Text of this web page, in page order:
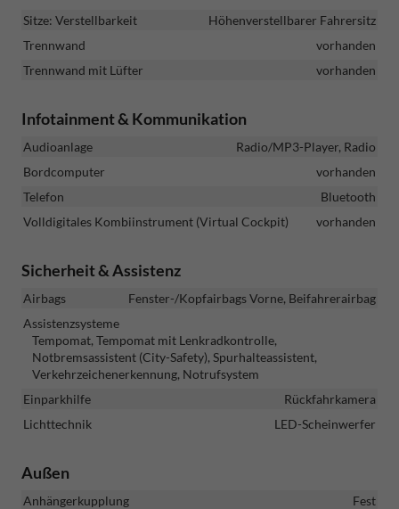
Sitze: Verstellbarkeit
Höhenverstellbarer Fahrersitz
Trennwand
vorhanden
Trennwand mit Lüfter
vorhanden
Infotainment & Kommunikation
Audioanlage
Radio/MP3-Player, Radio
Bordcomputer
vorhanden
Telefon
Bluetooth
Volldigitales Kombiinstrument (Virtual Cockpit)
vorhanden
Sicherheit & Assistenz
Airbags
Fenster-/Kopfairbags Vorne, Beifahrerairbag
Assistenzsysteme
Tempomat, Tempomat mit Lenkradkontrolle,
Notbremsassistent (City-Safety), Spurhalteassistent,
Verkehrzeichenerkennung, Notrufsystem
Einparkhilfe
Rückfahrkamera
Lichttechnik
LED-Scheinwerfer
Außen
Anhängerkupplung
Fest